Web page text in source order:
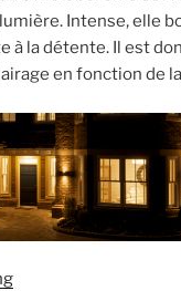
pratique »Intense, elle
à la détente. Il est
en fonction de
« Faire